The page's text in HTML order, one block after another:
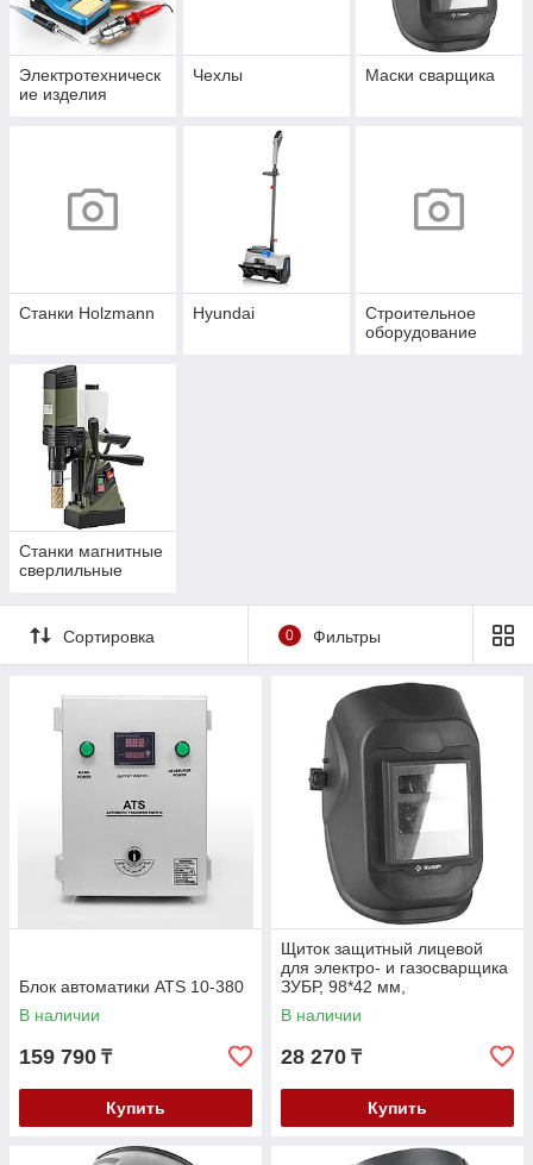
Электротехническ
ие изделия
Чехлы Маски сварщика
Станки Holzmann Hyundai
Строительное
оборудование
Станки магнитные
сверлильные
Сортировка 0 Фильтры
Блок автоматики ATS 10-380
В наличии
159 790 ₸
Купить
Щиток защитный лицевой
для электро- и газосварщика
ЗУБР, 98*42 мм,
автозатемнение (11079)
В наличии
28 270 ₸
Купить